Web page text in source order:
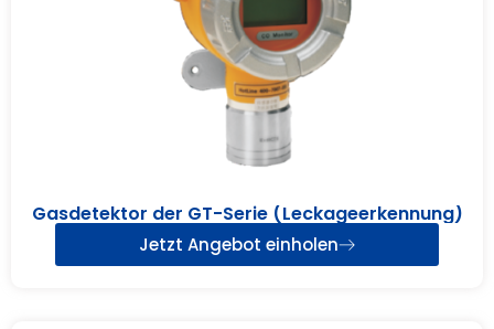
Gasdetektor der GT-Serie (Leckageerkennung)
Jetzt Angebot einholen